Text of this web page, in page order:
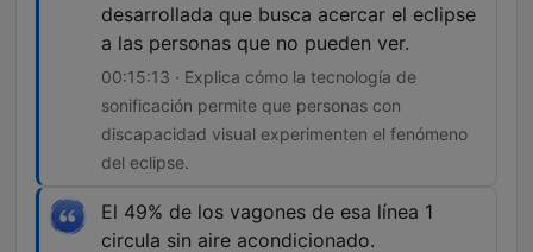
desarrollada que busca acercar el eclipse
a las personas que no pueden ver.
00:15:13 · Explica cómo la tecnología de
sonificación permite que personas con
discapacidad visual experimenten el fenómeno
del eclipse.
El 49% de los vagones de esa línea 1
circula sin aire acondicionado.